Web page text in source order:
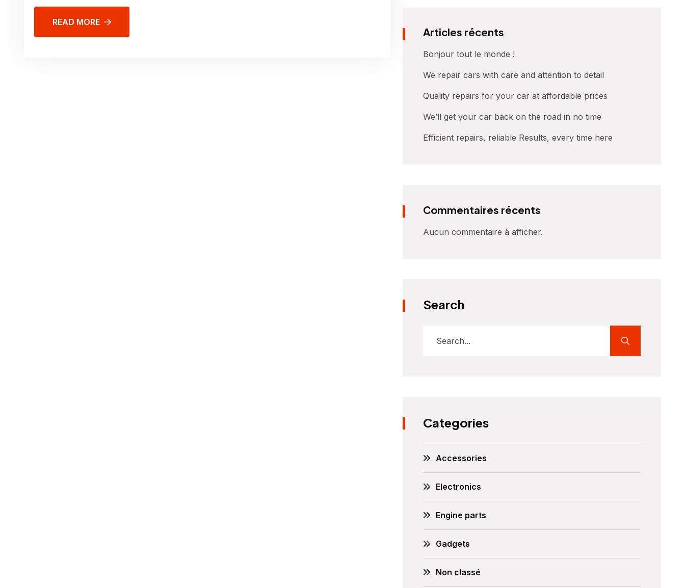
READ MORE
Articles récents
Bonjour tout le monde !
We repair cars with care and attention to detail
Quality repairs for your car at affordable prices
We’ll get your car back on the road in no time
Efficient repairs, reliable Results, every time here
Commentaires récents
Aucun commentaire à afficher.
Search
Categories
Accessories
Electronics
Engine parts
Gadgets
Non classé